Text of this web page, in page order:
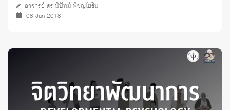
อาจารย์ ดร.นิปัทม์ พิชญโยธิน
08 Jan 2018